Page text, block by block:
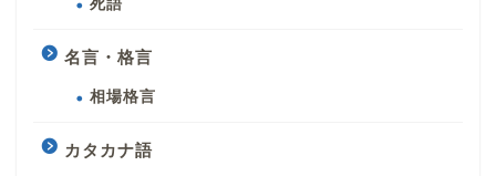
死語
名言・格言
相場格言
カタカナ語